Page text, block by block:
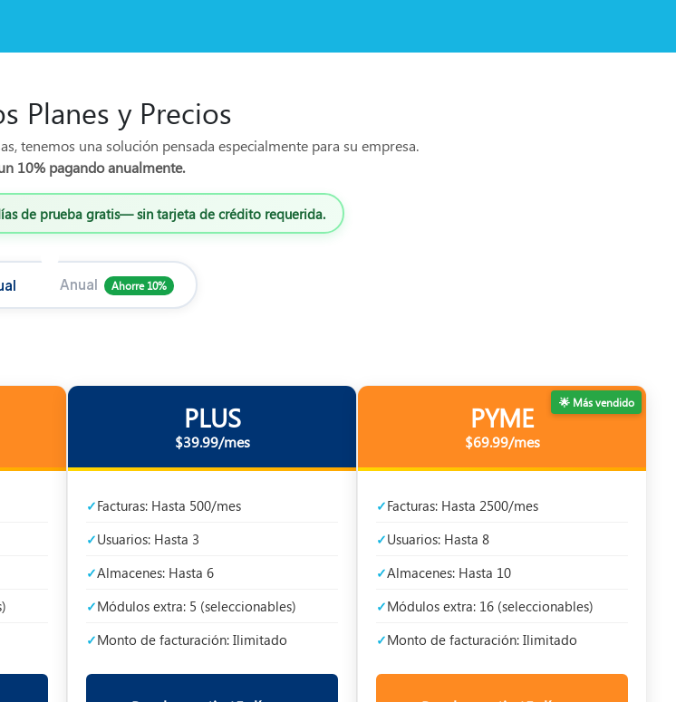
Planes y Precios
tenemos una solución pensada especialmente para su empresa.
10% pagando anualmente.
de prueba gratis— sin tarjeta de crédito requerida.
Anual Ahorre 10%
PLUS
$39.99/mes
Facturas: Hasta 500/mes
Usuarios: Hasta 3
Almacenes: Hasta 6
Módulos extra: 5 (seleccionables)
Monto de facturación: Ilimitado
PYME
$69.99/mes
🌟 Más vendido
Facturas: Hasta 2500/mes
Usuarios: Hasta 8
Almacenes: Hasta 10
Módulos extra: 16 (seleccionables)
Monto de facturación: Ilimitado